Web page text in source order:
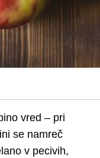
vred – pri
se namreč
v pecivih,